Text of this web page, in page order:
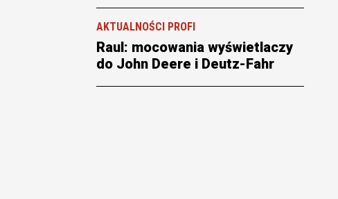
AKTUALNOŚCI PROFI
Raul: mocowania wyświetlaczy
do John Deere i Deutz-Fahr